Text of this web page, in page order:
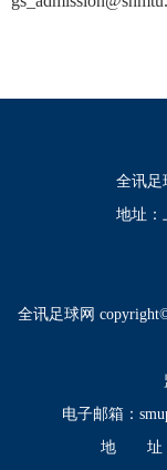
全讯足
地址：
全讯足球网
电子邮箱：
地 址：